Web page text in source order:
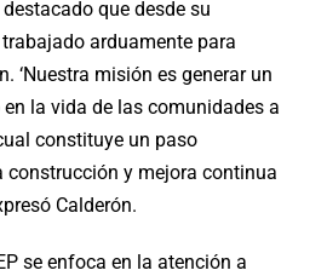
que desde su
arduamente para
‘Nuestra misión es generar un
la vida de las comunidades a
constituye un paso
y mejora continua
Calderón.
se enfoca en la atención a